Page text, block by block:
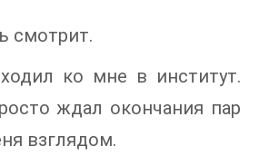
смотрит.
ко мне в институт.
ждал окончания пар
взглядом.